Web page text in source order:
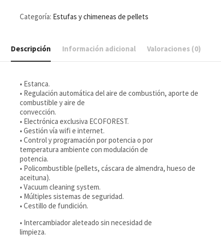
Categoría: Estufas y chimeneas de pellets
Descripción Información adicional Valoraciones (0)
• Estanca.
• Regulación automática del aire de combustión, aporte de
combustible y aire de
convección.
• Electrónica exclusiva ECOFOREST.
• Gestión vía wifi e internet.
• Control y programación por potencia o por
temperatura ambiente con modulación de
potencia.
• Policombustible (pellets, cáscara de almendra, hueso de
aceituna).
• Vacuum cleaning system.
• Múltiples sistemas de seguridad.
• Cestillo de fundición.
• Intercambiador aleteado sin necesidad de
limpieza.